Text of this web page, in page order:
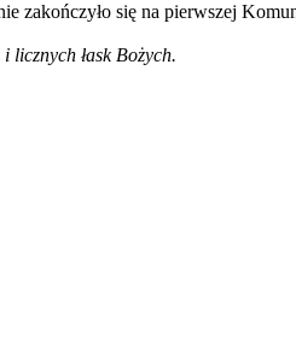
zakończyło się na pierwszej
licznych łask Bożych.